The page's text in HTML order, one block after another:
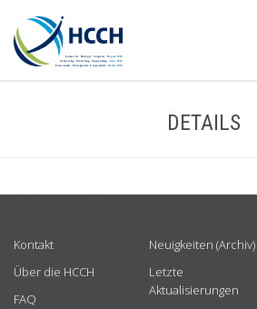
DETAILS
Kontakt
Über die HCCH
FAQ
Neuigkeiten (Archiv)
Letzte
Aktualisierungen